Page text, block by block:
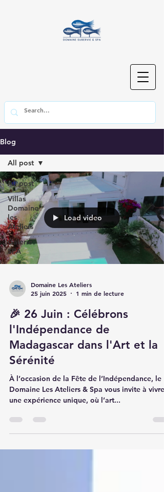
Blog
All post
Villas
Domaine
les
Ateliers
Galerie
SPA
All post
Load video
Domaine Les Ateliers
25 juin 2025
1 min de lecture
🎉 26 Juin : Célébrons
l'Indépendance de
Madagascar dans l'Art et la
Sérénité
À l’occasion de la Fête de l’Indépendance, le
Domaine Les Ateliers & Spa vous invite à vivre
une expérience unique, où l’art...